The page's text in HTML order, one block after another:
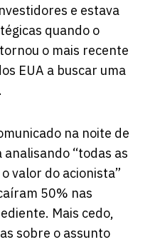
e estava
quando o
o mais recente
EUA a buscar uma
na noite de
“todas as
valor do acionista”
50% nas
Mais cedo,
sobre o assunto